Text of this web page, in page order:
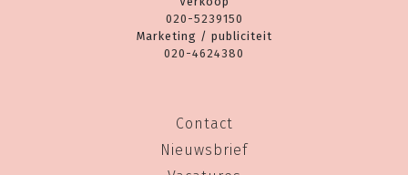
020-5239150
Marketing / publiciteit
020-4624380
Contact
Nieuwsbrief